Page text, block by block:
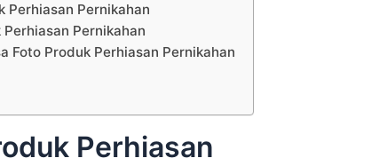
Perhiasan Pernikahan
Pernikahan
Foto Produk Perhiasan Pernikahan
Perhiasan